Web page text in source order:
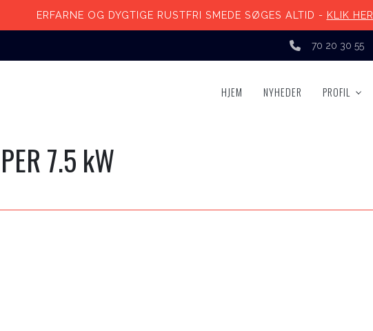
ERFARNE OG DYGTIGE RUSTFRI SMEDE SØGES ALTID - KLIK HER
70 20 30 55
HJEM NYHEDER PROFIL
7.5 kW